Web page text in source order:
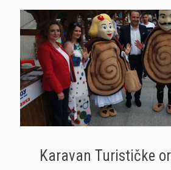
Karavan Turističke